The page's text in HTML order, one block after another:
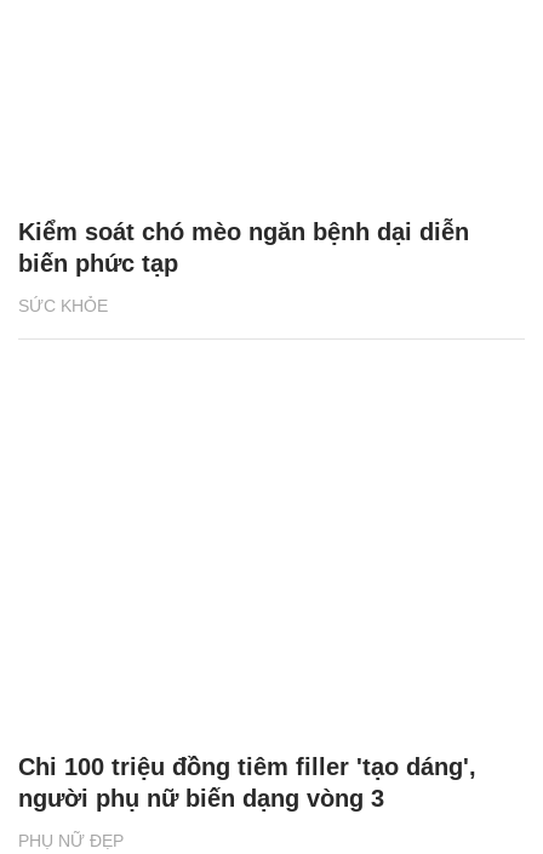
SỨC KHỎE
Kiểm soát chó mèo ngăn bệnh dại diễn
biến phức tạp
PHỤ NỮ ĐẸP
Chi 100 triệu đồng tiêm filler 'tạo dáng',
người phụ nữ biến dạng vòng 3